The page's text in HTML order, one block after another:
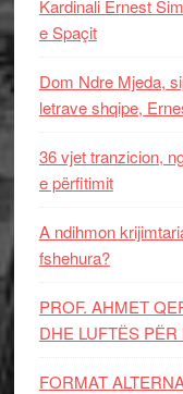
Kardinali Ernest
e Spaçit
Dom Ndre Mjeda,
letrave shqipe,
36 vjet tranzicion,
e përfitimit
A ndihmon
fshehura?
PROF. AHMET
DHE LUFTЁS PЁR
FORMAT